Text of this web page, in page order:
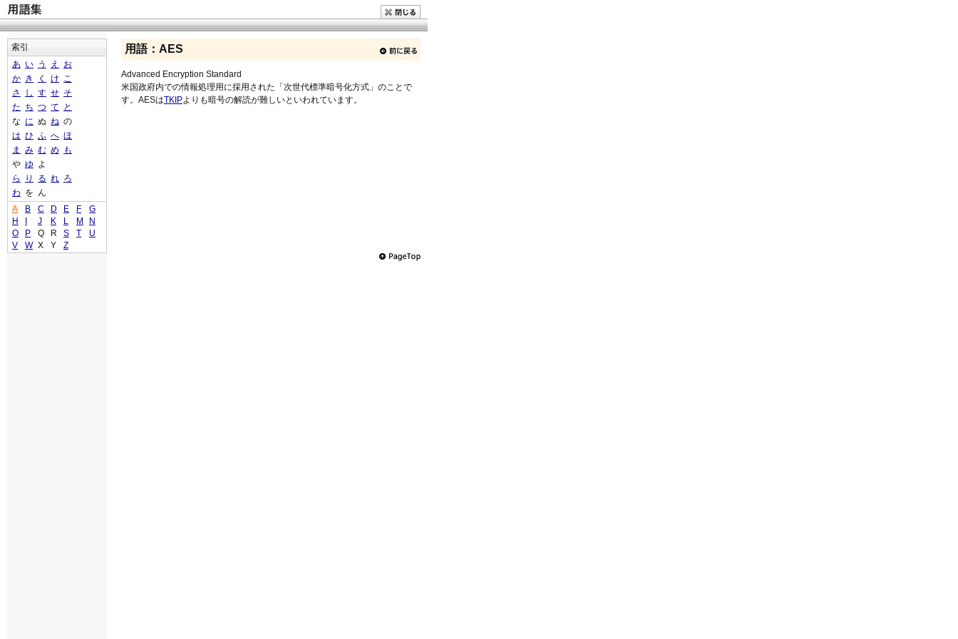
用語：AES
Advanced Encryption Standard
米国政府内での情報処理用に採用された「次世代標準暗号化方式」のことで
す。AESはTKIPよりも暗号の解読が難しいといわれています。
索引
あ い う え
お
か き く け こ
さ
し す せ そ
た ち つ て
と
な に ぬ ね の
は ひ ふ へ ほ
ま
み む め
も
や ゆ よ
ら
り る れ ろ
わ を ん
A
B C D E F
G
H
J K L M
N
O
P Q R S T
U
V
W X Y Z